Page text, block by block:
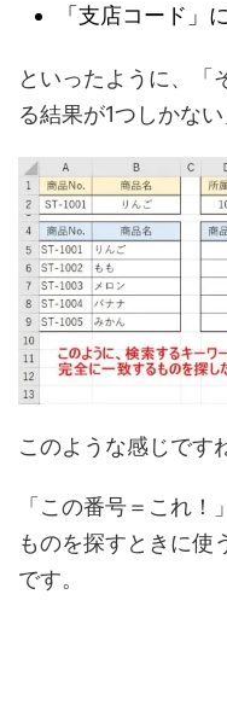
「支店コード」
といったように、「
る結果が1つしかな
このような感じです
「この番号＝これ
ものを探すときに使
です。